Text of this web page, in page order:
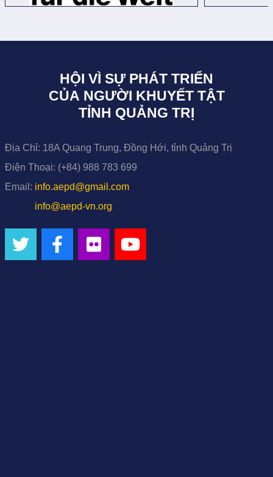
HỘI VÌ SỰ PHÁT TRIỂN
CỦA NGƯỜI KHUYẾT TẬT
TỈNH QUẢNG TRỊ
Địa Chỉ: 18A Quang Trung, Đồng Hới, tỉnh Quảng Trị
Điện Thoại: (+84) 988 783 699
Email: info.aepd@gmail.com
info@aepd-vn.org